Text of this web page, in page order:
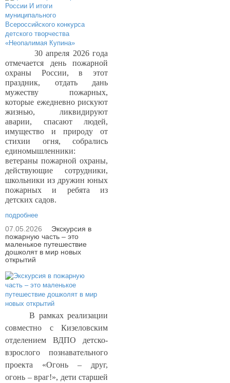
30 апреля 2026 года
отмечается день пожарной
охраны России, в этот
праздник, отдать дань
мужеству пожарных,
которые ежедневно рискуют
жизнью, ликвидируют
аварии, спасают людей,
имущество и природу от
стихии огня, собрались
единомышленники:
ветераны пожарной охраны,
действующие сотрудники,
школьники из дружин юных
пожарных и ребята из
детских садов.
подробнее
07.05.2026
Экскурсия в
пожарную часть – это
маленькое путешествие
дошколят в мир новых
открытий
В рамках реализации
совместно с Кизеловским
отделением ВДПО детско-
взрослого познавательного
проекта «Огонь – друг,
огонь – враг!», дети старшей